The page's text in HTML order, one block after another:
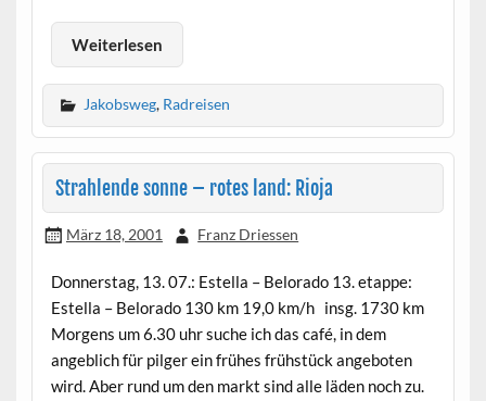
Weiterlesen
Jakobsweg, Radreisen
Strahlende sonne – rotes land: Rioja
März 18, 2001 Franz Driessen
Donnerstag, 13. 07.: Estella – Belorado 13. etappe:
Estella – Belorado 130 km 19,0 km/h insg. 1730 km
Morgens um 6.30 uhr suche ich das café, in dem
angeblich für pilger ein frühes frühstück angeboten
wird. Aber rund um den markt sind alle läden noch zu.